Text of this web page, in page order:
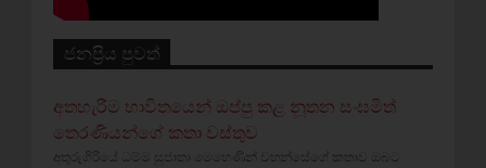
ජනප්‍රිය පුවත්
අතහැරීම භාවිතයෙන් ඔප්පු කළ නූතන සංඝමිත්
තෙරණියන්ගේ කතා වස්‌තුව
අතුරුගිරියේ ධම්ම සුජාතා මෙහෙණින් වහන්සේගේ කතාව ඔබට